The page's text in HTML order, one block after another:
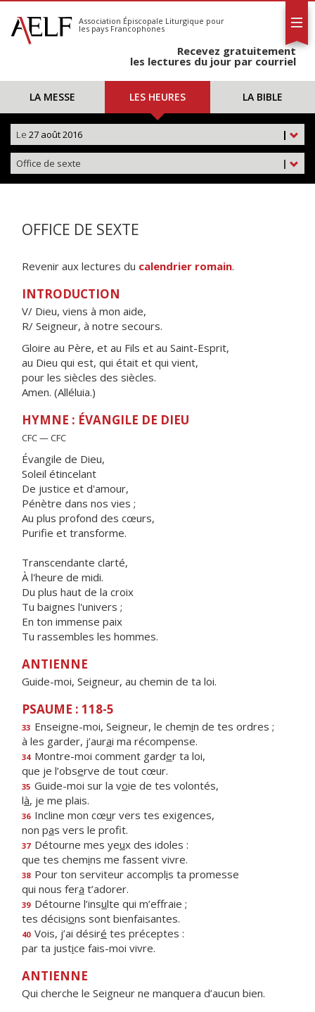
S'abonner
Calendrier
Association Épiscopale Liturgique pour
les pays Francophones
Recevez gratuitement
les lectures du jour par courriel
LA MESSE LES HEURES LA BIBLE
|
Le 27 août 2016
|
Office de sexte
OFFICE DE SEXTE
Revenir aux lectures du calendrier romain.
INTRODUCTION
V/ Dieu, viens à mon aide,
R/ Seigneur, à notre secours.
Gloire au Père, et au Fils et au Saint-Esprit,
au Dieu qui est, qui était et qui vient,
pour les siècles des siècles.
Amen. (Alléluia.)
HYMNE : ÉVANGILE DE DIEU
CFC — CFC
Évangile de Dieu,
Soleil étincelant
De justice et d'amour,
Pénètre dans nos vies ;
Au plus profond des cœurs,
Purifie et transforme.
Transcendante clarté,
À l'heure de midi.
Du plus haut de la croix
Tu baignes l'univers ;
En ton immense paix
Tu rassembles les hommes.
ANTIENNE
Guide-moi, Seigneur, au chemin de ta loi.
PSAUME : 118-5
33 Enseigne-moi, Seigneur, le chemin de tes ordres ;
à les garder, j’aurai ma récompense.
34 Montre-moi comment garder ta loi,
que je l’observe de tout cœur.
35 Guide-moi sur la voie de tes volontés,
là, je me plais.
36 Incline mon cœur vers tes exigences,
non pas vers le profit.
37 Détourne mes yeux des idoles :
que tes chemins me fassent vivre.
38 Pour ton serviteur accomplis ta promesse
qui nous fera t’adorer.
39 Détourne l’insulte qui m’effraie ;
tes décisions sont bienfaisantes.
40 Vois, j’ai désiré tes préceptes :
par ta justice fais-moi vivre.
ANTIENNE
Qui cherche le Seigneur ne manquera d’aucun bien.